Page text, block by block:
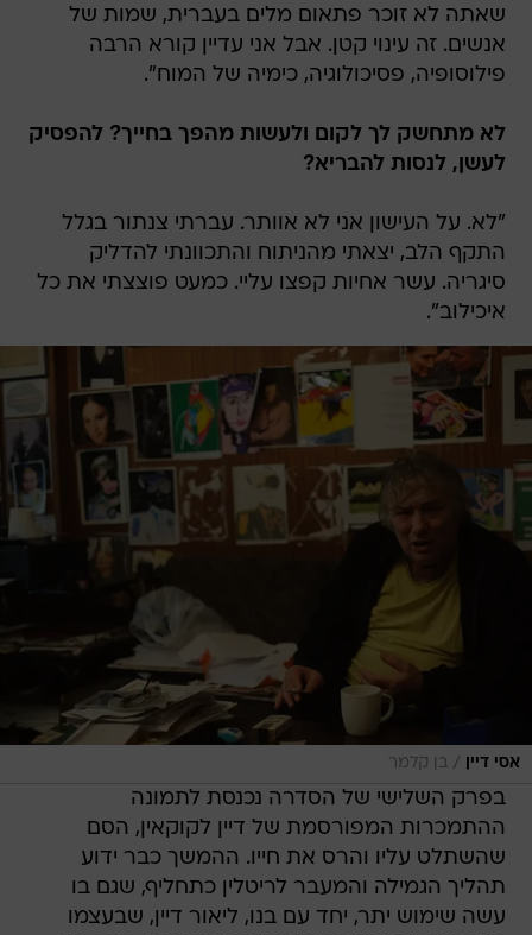
שאתה לא זוכר פתאום מלים בעברית, שמות של
אנשים. זה עינוי קטן. אבל אני עדיין קורא הרבה
פילוסופיה, פסיכולוגיה, כימיה של המוח".
לא מתחשק לך לקום ולעשות מהפך בחייך? להפסיק
לעשן, לנסות להבריא?
"לא. על העישון אני לא אוותר. עברתי צנתור בגלל
התקף הלב, יצאתי מהניתוח והתכוונתי להדליק
סיגריה. עשר אחיות קפצו עליי. כמעט פוצצתי את כל
איכילוב".
אסי דיין / בן קלמר
בפרק השלישי של הסדרה נכנסת לתמונה
ההתמכרות המפורסמת של דיין לקוקאין, הסם
שהשתלט עליו והרס את חייו. ההמשך כבר ידוע 
תהליך הגמילה והמעבר לריטלין כתחליף, שגם בו
עשה שימוש יתר, יחד עם בנו, ליאור דיין, שבעצמו